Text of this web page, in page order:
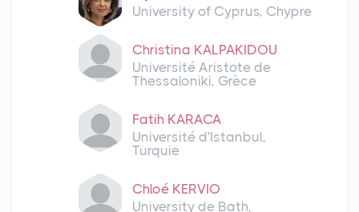
University of Cyprus, Chypre
Christina KALPAKIDOU
Université Aristote de
Thessaloniki, Grèce
Fatih KARACA
Université d'Istanbul,
Turquie
Chloé KERVIO
University de Bath,